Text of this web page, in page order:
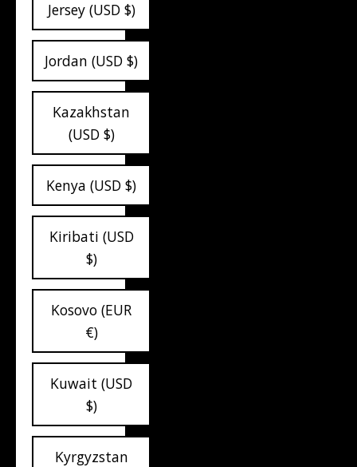
Jersey (USD $)
Jordan (USD $)
Kazakhstan
(USD $)
Kenya (USD $)
Kiribati (USD
$)
Kosovo (EUR
€)
Kuwait (USD
$)
Kyrgyzstan